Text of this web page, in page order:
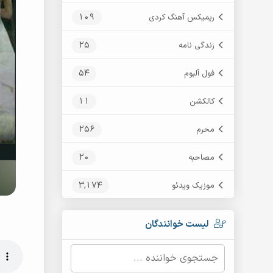
ریمیکس آهنگ کردی 109
زندگی نامه 25
فول آلبوم 54
کالکشن 11
محرم 256
مصاحبه 20
موزیک ویدئو 3,174
لیست خوانندگان